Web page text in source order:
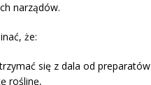
narządów.
że:
się z dala od preparatów
roślinę,